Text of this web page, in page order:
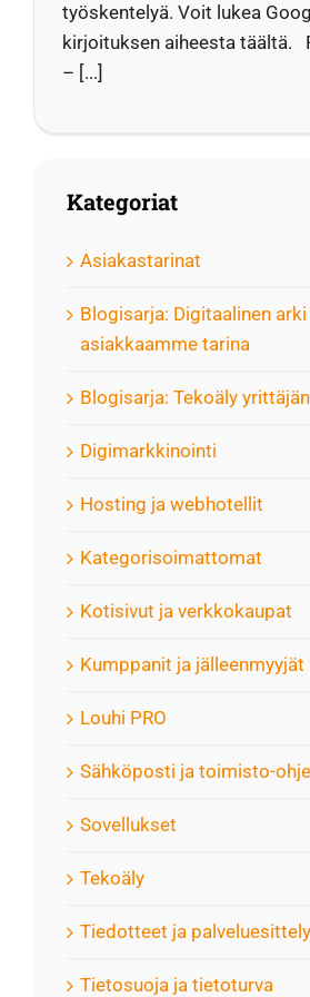
työskentelyä. Voit lukea
kirjoituksen aiheesta täältä.
– [...]
Kategoriat
Asiakastarinat
Blogisarja: Digitaalinen
asiakkaamme tarina
Blogisarja: Tekoäly
Digimarkkinointi
Hosting ja webhotellit
Kategorisoimattomat
Kotisivut ja verkkokaupat
Kumppanit ja jälleenmyyjät
Louhi PRO
Sähköposti ja toimisto-
Sovellukset
Tekoäly
Tiedotteet ja
Tietosuoja ja tietoturva